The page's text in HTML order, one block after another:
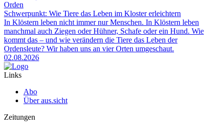
Orden
Schwerpunkt: Wie Tiere das Leben im Kloster erleichtern
In Klöstern leben nicht immer nur Menschen. In Klöstern leben
manchmal auch Ziegen oder Hühner, Schafe oder ein Hund. Wie
kommt das – und wie verändern die Tiere das Leben der
Ordensleute? Wir haben uns an vier Orten umgeschaut.
02.08.2026
Links
Abo
Über aus.sicht
Zeitungen